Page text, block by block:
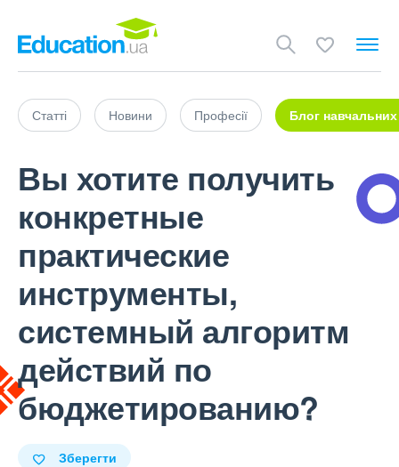
Статті Новини Професії Блог навчальних
Вы хотите получить
конкретные
практические
инструменты,
системный алгоритм
действий по
бюджетированию?
Зберегти